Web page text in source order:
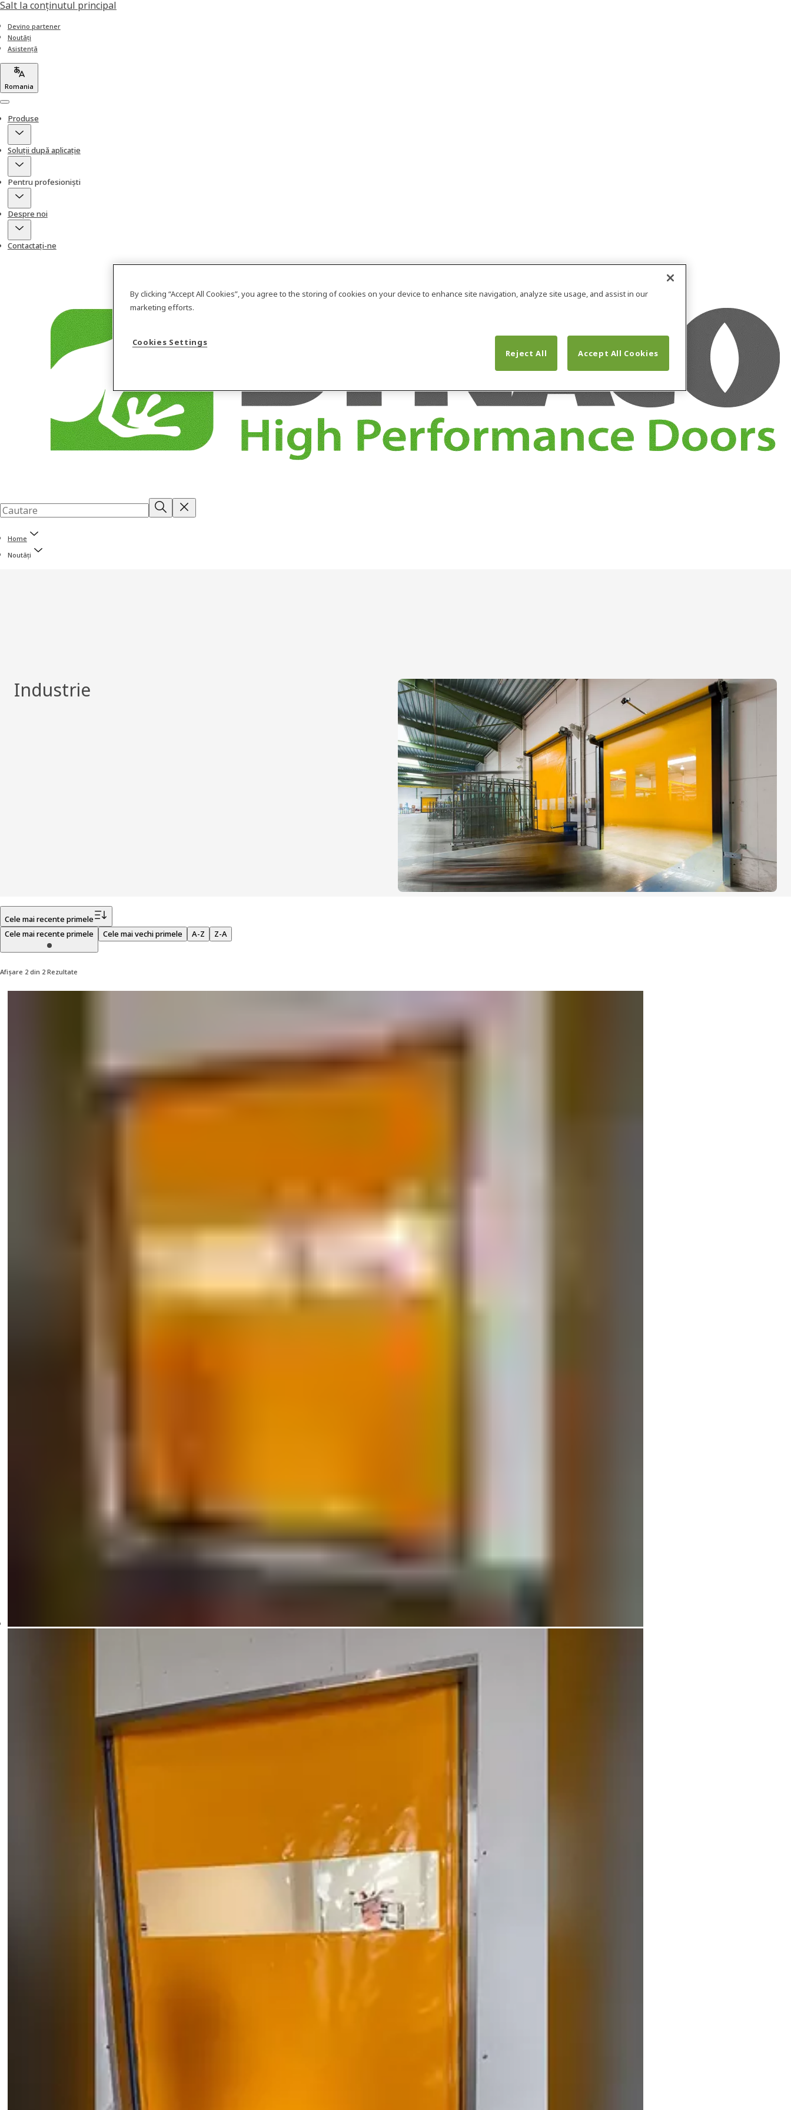
Salt la conţinutul principal
Devino partener
Noutăți
Asistență
Romania
Menu
Produse
Soluții după aplicație
Pentru profesioniști
Despre noi
Contactați-ne
Home
Noutăți
Industrie
Cele mai recente primele
Cele mai recente primele
Cele mai vechi primele A-Z Z-A
Afișare 2 din 2 Rezultate
By clicking “Accept All Cookies”, you agree to the storing of cookies on your device to enhance site navigation, analyze site usage, and assist in our
marketing efforts.
Cookies Settings
Reject All
Accept All Cookies